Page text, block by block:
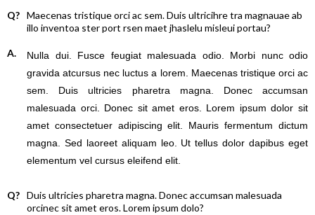
Q? Maecenas tristique orci ac sem. Duis ultricihre tra magnauae ab
illo inventoa ster port rsen maet jhaslelu misleui portau?
A.
Nulla dui. Fusce feugiat malesuada odio. Morbi nunc odio
gravida atcursus nec luctus a lorem. Maecenas tristique orci ac
sem. Duis ultricies pharetra magna. Donec accumsan
malesuada orci. Donec sit amet eros. Lorem ipsum dolor sit
amet consectetuer adipiscing elit. Mauris fermentum dictum
magna. Sed laoreet aliquam leo. Ut tellus dolor dapibus eget
elementum vel cursus eleifend elit.
Q? Duis ultricies pharetra magna. Donec accumsan malesuada
orcinec sit amet eros. Lorem ipsum dolo?